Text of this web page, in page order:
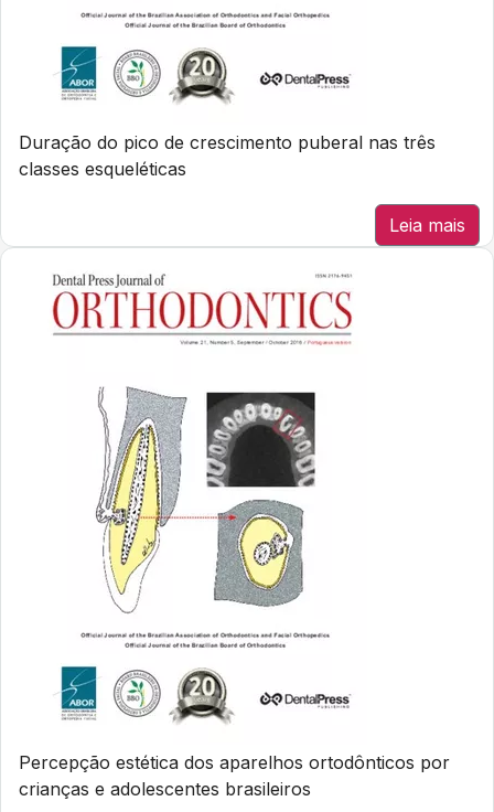
Duração do pico de crescimento puberal nas três
classes esqueléticas
Leia mais
Percepção estética dos aparelhos ortodônticos por
crianças e adolescentes brasileiros